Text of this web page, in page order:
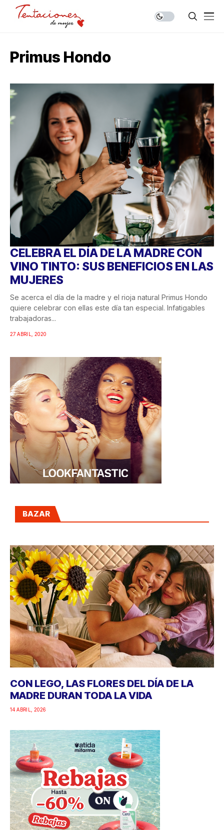
Primus Hondo
CELEBRA EL DÍA DE LA MADRE CON
VINO TINTO: SUS BENEFICIOS EN LAS
MUJERES
Se acerca el día de la madre y el rioja natural Primus Hondo
quiere celebrar con ellas este día tan especial. Infatigables
trabajadoras...
27 ABRIL, 2020
BAZAR
CON LEGO, LAS FLORES DEL DÍA DE LA
MADRE DURAN TODA LA VIDA
14 ABRIL, 2026